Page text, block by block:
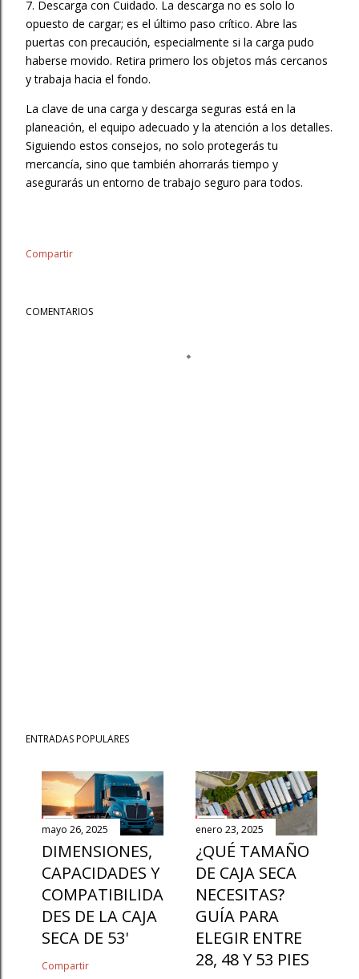
7. Descarga con Cuidado. La descarga no es solo lo
opuesto de cargar; es el último paso crítico. Abre las
puertas con precaución, especialmente si la carga pudo
haberse movido. Retira primero los objetos más cercanos
y trabaja hacia el fondo.
La clave de una carga y descarga seguras está en la
planeación, el equipo adecuado y la atención a los detalles.
Siguiendo estos consejos, no solo protegerás tu
mercancía, sino que también ahorrarás tiempo y
asegurarás un entorno de trabajo seguro para todos.
Compartir
COMENTARIOS
ENTRADAS POPULARES
mayo 26, 2025
DIMENSIONES,
CAPACIDADES Y
COMPATIBILIDA
DES DE LA CAJA
SECA DE 53'
Compartir
enero 23, 2025
¿QUÉ TAMAÑO
DE CAJA SECA
NECESITAS?
GUÍA PARA
ELEGIR ENTRE
28, 48 Y 53 PIES